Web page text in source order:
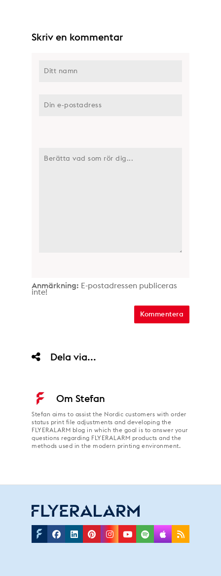
Skriv en kommentar
Anmärkning: E-postadressen publiceras
inte!
Dela via...
Om Stefan
Stefan aims to assist the Nordic customers with order
status print file adjustments and developing the
FLYERALARM blog in which the goal is to answer your
questions regarding FLYERALARM products and the
methods used in the modern printing environment.
Facebook
Linkedin
Pinterest
Instagram
Youtube
SpotifyRss